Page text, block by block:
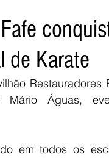
de Karate
Mário Águas,
em todos os